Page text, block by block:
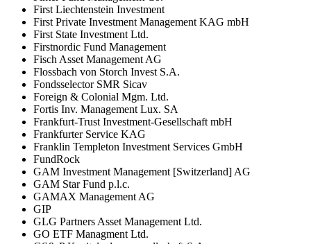
First Liechtenstein Investment
First Private Investment Management KAG mbH
First State Investment Ltd.
Firstnordic Fund Management
Fisch Asset Management AG
Flossbach von Storch Invest S.A.
Fondsselector SMR Sicav
Foreign & Colonial Mgm. Ltd.
Fortis Inv. Management Lux. SA
Frankfurt-Trust Investment-Gesellschaft mbH
Frankfurter Service KAG
Franklin Templeton Investment Services GmbH
FundRock
GAM Investment Management [Switzerland] AG
GAM Star Fund p.l.c.
GAMAX Management AG
GIP
GLG Partners Asset Management Ltd.
GO ETF Managment Ltd.